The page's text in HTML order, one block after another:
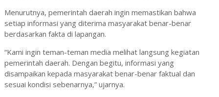
Menurutnya, pemerintah daerah ingin memastikan bahwa
setiap informasi yang diterima masyarakat benar-benar
berdasarkan fakta di lapangan.
“Kami ingin teman-teman media melihat langsung kegiatan
pemerintah daerah. Dengan begitu, informasi yang
disampaikan kepada masyarakat benar-benar faktual dan
sesuai kondisi sebenarnya,” ujarnya.